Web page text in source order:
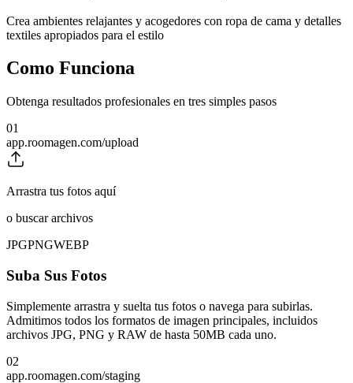
Crea ambientes relajantes y acogedores con ropa de cama y detalles
textiles apropiados para el estilo
Como Funciona
Obtenga resultados profesionales en tres simples pasos
01
app.roomagen.com/upload
Arrastra tus fotos aquí
o buscar archivos
JPGPNGWEBP
Suba Sus Fotos
Simplemente arrastra y suelta tus fotos o navega para subirlas.
Admitimos todos los formatos de imagen principales, incluidos
archivos JPG, PNG y RAW de hasta 50MB cada uno.
02
app.roomagen.com/staging